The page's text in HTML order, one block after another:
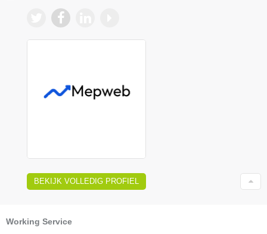
BEKIJK VOLLEDIG PROFIEL
Working Service